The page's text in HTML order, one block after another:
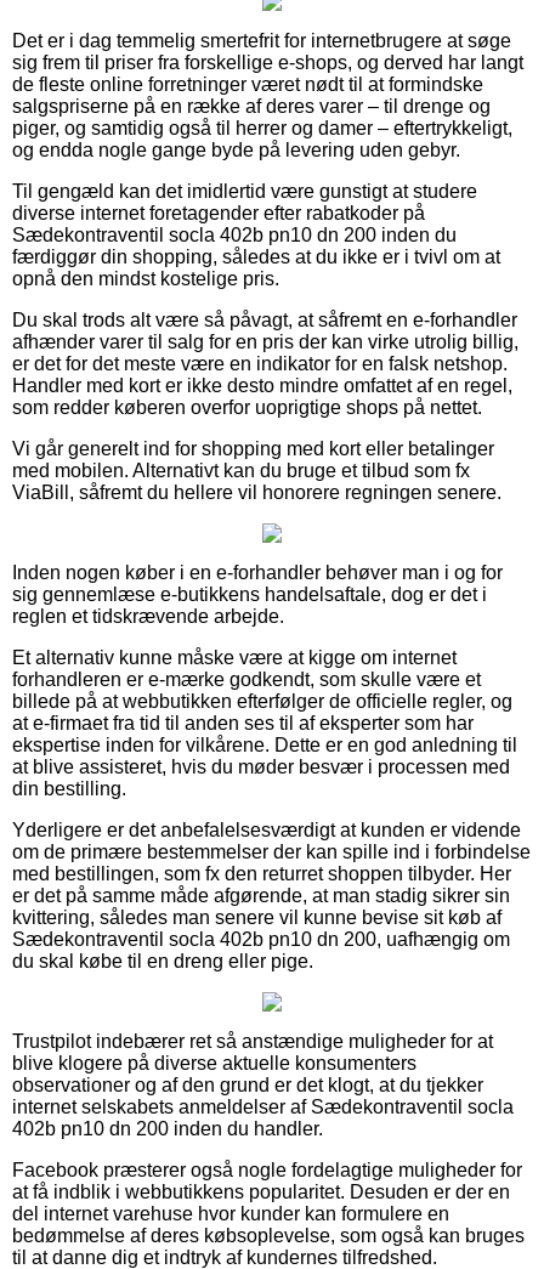
Det er i dag temmelig smertefrit for internetbrugere at søge
sig frem til priser fra forskellige e-shops, og derved har langt
de fleste online forretninger været nødt til at formindske
salgspriserne på en række af deres varer – til drenge og
piger, og samtidig også til herrer og damer – eftertrykkeligt,
og endda nogle gange byde på levering uden gebyr.
Til gengæld kan det imidlertid være gunstigt at studere
diverse internet foretagender efter rabatkoder på
Sædekontraventil socla 402b pn10 dn 200 inden du
færdiggør din shopping, således at du ikke er i tvivl om at
opnå den mindst kostelige pris.
Du skal trods alt være så påvagt, at såfremt en e-forhandler
afhænder varer til salg for en pris der kan virke utrolig billig,
er det for det meste være en indikator for en falsk netshop.
Handler med kort er ikke desto mindre omfattet af en regel,
som redder køberen overfor uoprigtige shops på nettet.
Vi går generelt ind for shopping med kort eller betalinger
med mobilen. Alternativt kan du bruge et tilbud som fx
ViaBill, såfremt du hellere vil honorere regningen senere.
Inden nogen køber i en e-forhandler behøver man i og for
sig gennemlæse e-butikkens handelsaftale, dog er det i
reglen et tidskrævende arbejde.
Et alternativ kunne måske være at kigge om internet
forhandleren er e-mærke godkendt, som skulle være et
billede på at webbutikken efterfølger de officielle regler, og
at e-firmaet fra tid til anden ses til af eksperter som har
ekspertise inden for vilkårene. Dette er en god anledning til
at blive assisteret, hvis du møder besvær i processen med
din bestilling.
Yderligere er det anbefalelsesværdigt at kunden er vidende
om de primære bestemmelser der kan spille ind i forbindelse
med bestillingen, som fx den returret shoppen tilbyder. Her
er det på samme måde afgørende, at man stadig sikrer sin
kvittering, således man senere vil kunne bevise sit køb af
Sædekontraventil socla 402b pn10 dn 200, uafhængig om
du skal købe til en dreng eller pige.
Trustpilot indebærer ret så anstændige muligheder for at
blive klogere på diverse aktuelle konsumenters
observationer og af den grund er det klogt, at du tjekker
internet selskabets anmeldelser af Sædekontraventil socla
402b pn10 dn 200 inden du handler.
Facebook præsterer også nogle fordelagtige muligheder for
at få indblik i webbutikkens popularitet. Desuden er der en
del internet varehuse hvor kunder kan formulere en
bedømmelse af deres købsoplevelse, som også kan bruges
til at danne dig et indtryk af kundernes tilfredshed.